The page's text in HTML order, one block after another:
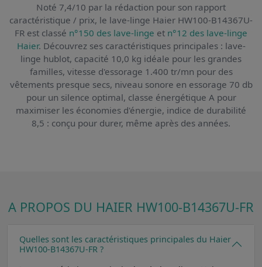
Noté 7,4/10 par la rédaction pour son rapport
caractéristique / prix, le lave-linge Haier HW100-B14367U-
FR est classé n°150 des lave-linge et n°12 des lave-linge
Haier. Découvrez ses caractéristiques principales : lave-
linge hublot, capacité 10,0 kg idéale pour les grandes
familles, vitesse d'essorage 1.400 tr/mn pour des
vêtements presque secs, niveau sonore en essorage 70 db
pour un silence optimal, classe énergétique A pour
maximiser les économies d'énergie, indice de durabilité
8,5 : conçu pour durer, même après des années.
A PROPOS DU HAIER HW100-B14367U-FR
Quelles sont les caractéristiques principales du Haier
HW100-B14367U-FR ?